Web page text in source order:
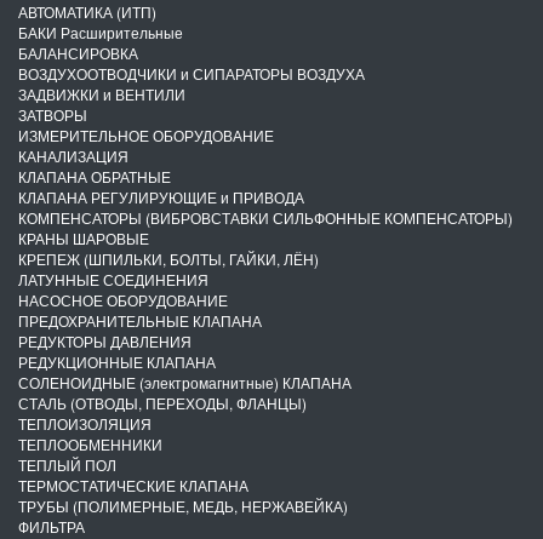
АВТОМАТИКА (ИТП)
БАКИ Расширительные
БАЛАНСИРОВКА
ВОЗДУХООТВОДЧИКИ и СИПАРАТОРЫ ВОЗДУХА
ЗАДВИЖКИ и ВЕНТИЛИ
ЗАТВОРЫ
ИЗМЕРИТЕЛЬНОЕ ОБОРУДОВАНИЕ
КАНАЛИЗАЦИЯ
КЛАПАНА ОБРАТНЫЕ
КЛАПАНА РЕГУЛИРУЮЩИЕ и ПРИВОДА
КОМПЕНСАТОРЫ (ВИБРОВСТАВКИ СИЛЬФОННЫЕ КОМПЕНСАТОРЫ)
КРАНЫ ШАРОВЫЕ
КРЕПЕЖ (ШПИЛЬКИ, БОЛТЫ, ГАЙКИ, ЛЁН)
ЛАТУННЫЕ СОЕДИНЕНИЯ
НАСОСНОЕ ОБОРУДОВАНИЕ
ПРЕДОХРАНИТЕЛЬНЫЕ КЛАПАНА
РЕДУКТОРЫ ДАВЛЕНИЯ
РЕДУКЦИОННЫЕ КЛАПАНА
СОЛЕНОИДНЫЕ (электромагнитные) КЛАПАНА
СТАЛЬ (ОТВОДЫ, ПЕРЕХОДЫ, ФЛАНЦЫ)
ТЕПЛОИЗОЛЯЦИЯ
ТЕПЛООБМЕННИКИ
ТЕПЛЫЙ ПОЛ
ТЕРМОСТАТИЧЕСКИЕ КЛАПАНА
ТРУБЫ (ПОЛИМЕРНЫЕ, МЕДЬ, НЕРЖАВЕЙКА)
ФИЛЬТРА